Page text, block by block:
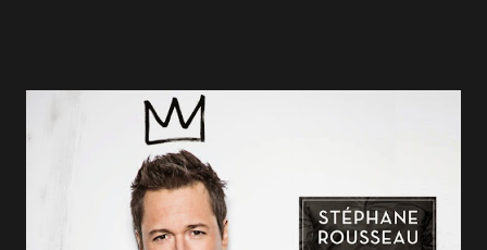
vitraux, cheminée. Nous avons profité d'un coupon à 49$ le
souper 4 services pour 2, la facture pouvant s'envoler très
vite autrement. À noter toutefois qu'un menu plus simple
est proposé à 24$ entre 17h et 18h si on veut venir tester
l'ambiance. Nous avons choisi en premier service la Crème